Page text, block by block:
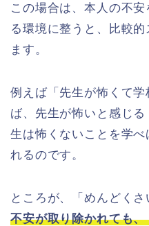
この場合は、本人の不
る環境に整うと、比較
ます。
例えば「先生が怖くて
ば、先生が怖いと感じ
生は怖くないことを学
れるのです。
ところが、「めんどくさ
不安が取り除かれても